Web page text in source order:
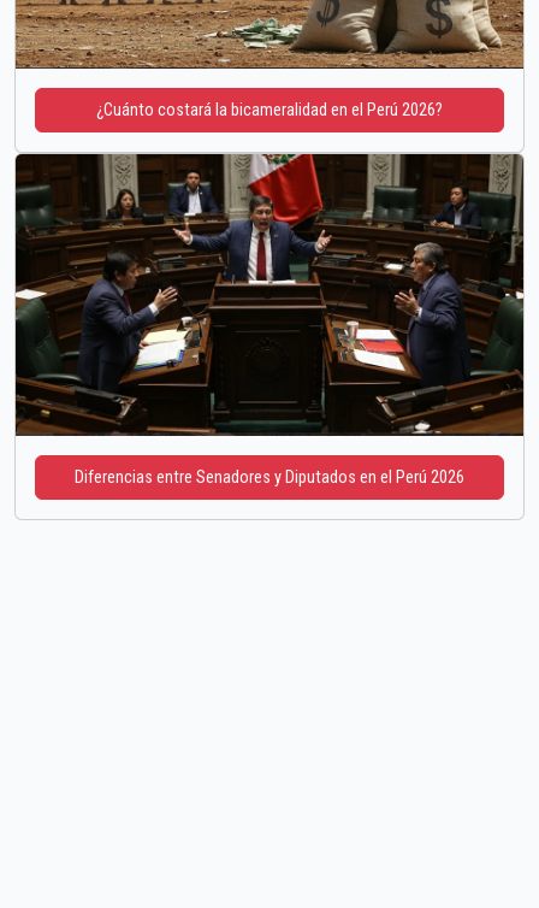
¿Cuánto costará la bicameralidad en el Perú 2026?
Diferencias entre Senadores y Diputados en el Perú 2026